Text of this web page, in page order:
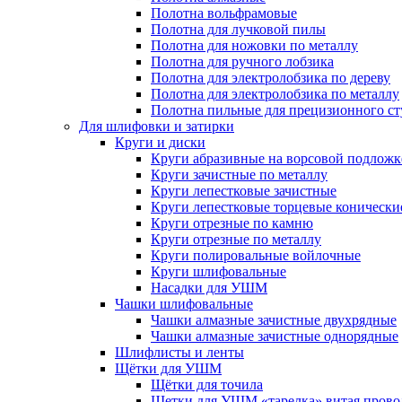
Полотна вольфрамовые
Полотна для лучковой пилы
Полотна для ножовки по металлу
Полотна для ручного лобзика
Полотна для электролобзика по дереву
Полотна для электролобзика по металлу
Полотна пильные для прецизионного
Для шлифовки и затирки
Круги и диски
Круги абразивные на ворсовой
Круги зачистные по металлу
Круги лепестковые зачистные
Круги лепестковые торцевые
Круги отрезные по камню
Круги отрезные по металлу
Круги полировальные войлочные
Круги шлифовальные
Насадки для УШМ
Чашки шлифовальные
Чашки алмазные зачистные двухрядные
Чашки алмазные зачистные однорядные
Шлифлисты и ленты
Щётки для УШМ
Щётки для точила